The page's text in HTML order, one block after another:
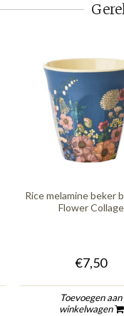
Rice melamine beker
Flower Collage
€7,50
Toevoegen aan
winkelwagen